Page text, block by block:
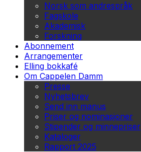
Norsk som andrespråk
Fagskole
Akademisk
Forskning
Abonnement
Arrangementer
Elling bokkafé
Om Cappelen Damm
Presse
Nyhetsbrev
Send inn manus
Priser og nominasjoner
Stipender og minnepriser
Kataloger
Rapport 2025